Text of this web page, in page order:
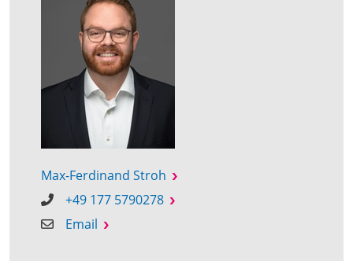
Max-Ferdinand Stroh
+49 177 5790278
Email